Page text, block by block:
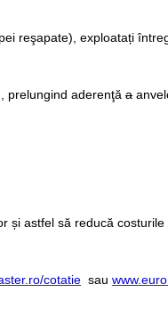
reşapate), exploatați
prelungind aderenţă a
și astfel să reducă
cotatie sau